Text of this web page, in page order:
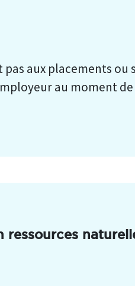
aux placements ou
au moment de
ressources